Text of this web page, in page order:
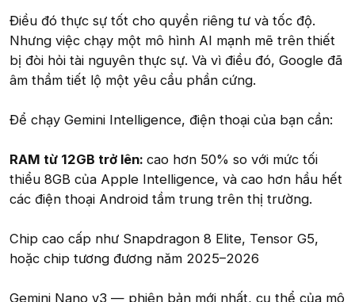
Điều đó thực sự tốt cho quyền riêng tư và tốc độ.
Nhưng việc chạy một mô hình AI mạnh mẽ trên thiết
bị đòi hỏi tài nguyên thực sự. Và vì điều đó, Google đã
âm thầm tiết lộ một yêu cầu phần cứng.
Để chạy Gemini Intelligence, điện thoại của bạn cần:
RAM từ 12GB trở lên: cao hơn 50% so với mức tối
thiểu 8GB của Apple Intelligence, và cao hơn hầu hết
các điện thoại Android tầm trung trên thị trường.
Chip cao cấp như Snapdragon 8 Elite, Tensor G5,
hoặc chip tương đương năm 2025–2026
Gemini Nano v3 — phiên bản mới nhất, cụ thể của mô